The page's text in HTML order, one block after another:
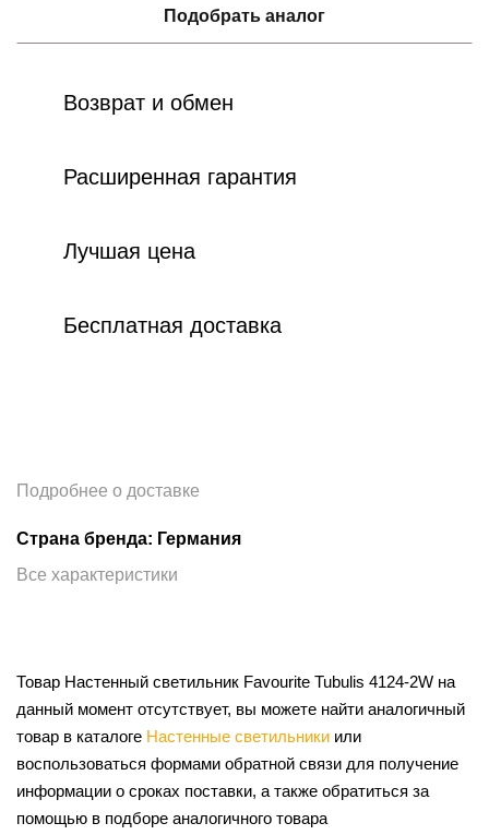
Подобрать аналог
Возврат и обмен
Расширенная гарантия
Лучшая цена
Бесплатная доставка
Подробнее о доставке
Страна бренда: Германия
Все характеристики
Товар Настенный светильник Favourite Tubulis 4124-2W на
данный момент отсутствует, вы можете найти аналогичный
товар в каталоге Настенные светильники или
воспользоваться формами обратной связи для получение
информации о сроках поставки, а также обратиться за
помощью в подборе аналогичного товара